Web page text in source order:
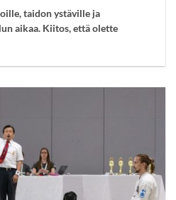
taidon ystäville ja
aikaa. Kiitos, että olette